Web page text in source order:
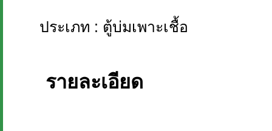
ประเภท : ตู้บ่มเพาะเชื้อ
รายละเอียด